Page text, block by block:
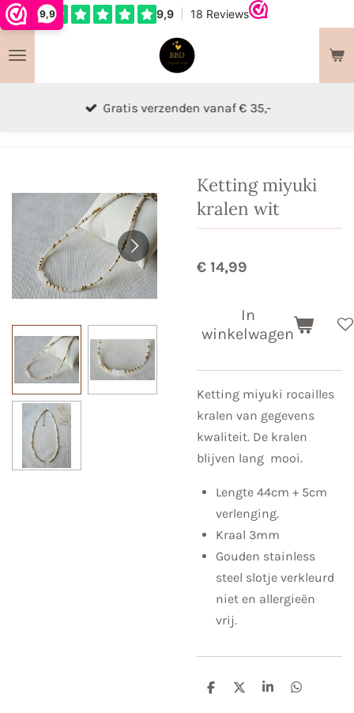
9,9
Ga
naar
de
Gratis verzenden vanaf € 35,-
Ketting miyuki
kralen wit
€ 14,99
In
winkelwagen
Ketting miyuki rocailles
kralen van gegevens
kwaliteit. De kralen
blijven lang mooi.
Lengte 44cm + 5cm
verlenging.
Kraal 3mm
Gouden stainless
steel slotje verkleurd
niet en allergieën
vrij.
D
D
S
D